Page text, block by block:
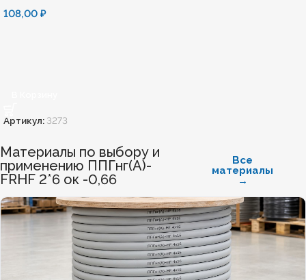
108,00 ₽
Артикул: 3273
Материалы по выбору и
применению ППГнг(А)-
FRHF 2*6 ок -0,66
Все
материалы
→